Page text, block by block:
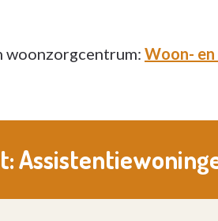
woonzorgcentrum: Woon-